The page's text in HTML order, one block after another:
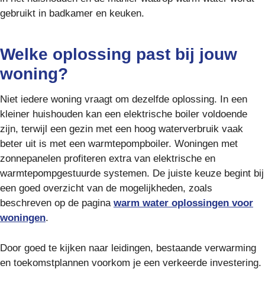
gebruikt in badkamer en keuken.
Welke oplossing past bij jouw
woning?
Niet iedere woning vraagt om dezelfde oplossing. In een
kleiner huishouden kan een elektrische boiler voldoende
zijn, terwijl een gezin met een hoog waterverbruik vaak
beter uit is met een warmtepompboiler. Woningen met
zonnepanelen profiteren extra van elektrische en
warmtepompgestuurde systemen. De juiste keuze begint bij
een goed overzicht van de mogelijkheden, zoals
beschreven op de pagina warm water oplossingen voor
woningen.
Door goed te kijken naar leidingen, bestaande verwarming
en toekomstplannen voorkom je een verkeerde investering.